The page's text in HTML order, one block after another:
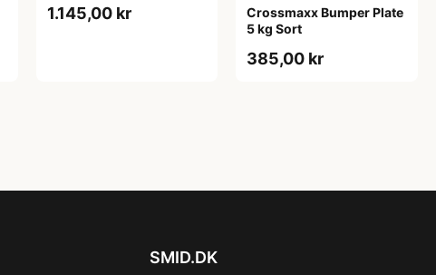
1.145,00 kr
Crossmaxx Bumper Plate
5 kg Sort
385,00 kr
SMID.DK